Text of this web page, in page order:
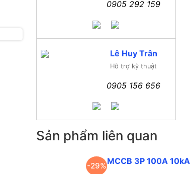
0905 292 159
Lê Huy Trân
Hỗ trợ kỹ thuật
0905 156 656
Sản phẩm liên quan
-29%MCCB 3P 100A 10kA